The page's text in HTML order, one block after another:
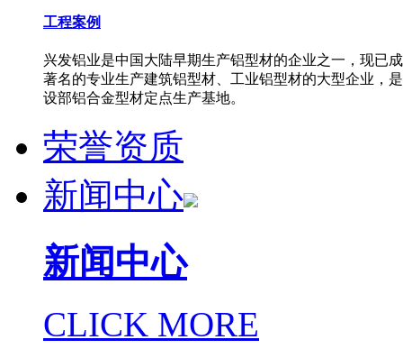
工程案例
兴发铝业是中国大陆早期生产铝型材的企业之一，现已
著名的专业生产建筑铝型材、工业铝型材的大型企业，
设部铝合金型材定点生产基地。
荣誉资质
新闻中心
新闻中心
CLICK MORE